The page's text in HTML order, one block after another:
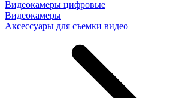
Видеокамеры цифровые
Видеокамеры
Аксессуары для съемки видео